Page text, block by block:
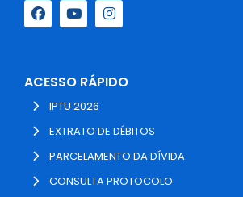
ACESSO RÁPIDO
IPTU 2026
EXTRATO DE DÉBITOS
PARCELAMENTO DA DÍVIDA
CONSULTA PROTOCOLO